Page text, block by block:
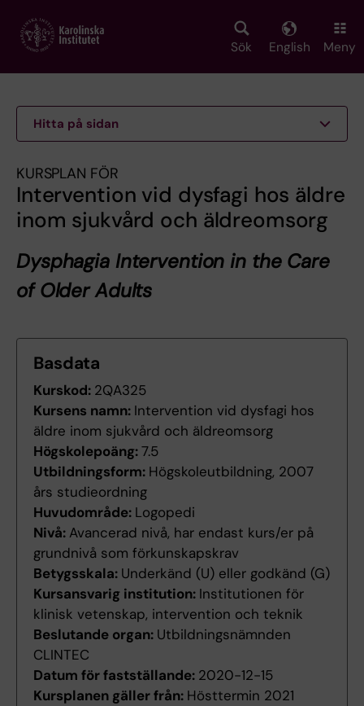
main
Sök English Meny
Hitta på sidan
KURSPLAN FÖR
Intervention vid dysfagi hos äldre
inom sjukvård och äldreomsorg
Dysphagia Intervention in the Care
of Older Adults
Basdata
Kurskod: 2QA325
Kursens namn: Intervention vid dysfagi hos
äldre inom sjukvård och äldreomsorg
Högskolepoäng:7.5
Utbildningsform: Högskoleutbildning, 2007
års studieordning
Huvudområde: Logopedi
Nivå: Avancerad nivå, har endast kurs/er på
grundnivå som förkunskapskrav
Betygsskala: Underkänd (U) eller godkänd (G)
Kursansvarig institution: Institutionen för
klinisk vetenskap, intervention och teknik
Beslutande organ: Utbildningsnämnden
CLINTEC
Datum för fastställande: 2020-12-15
Kursplanen gäller från: Hösttermin 2021